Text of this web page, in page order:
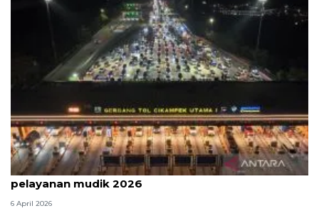
Survei: 88,8 persen responden puas dengan
pelayanan mudik 2026
6 April 2026